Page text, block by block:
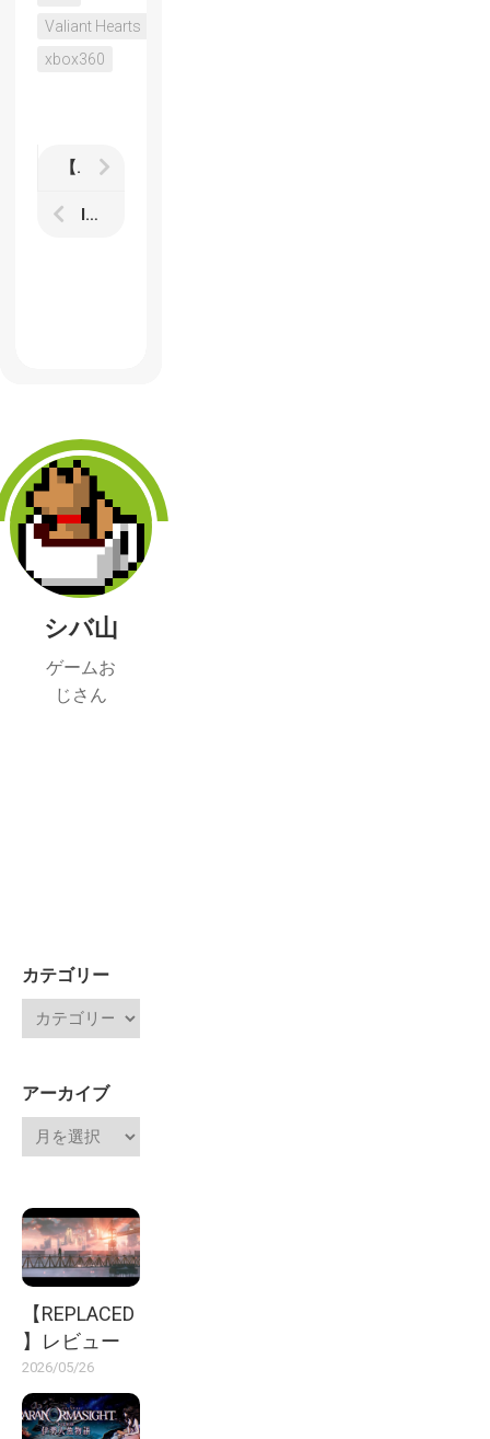
Valiant Hearts
xbox360
【Space Engineers】宇宙でいろいろ作れちゃうサンドボックスタイプのゲーム
IEでTweet buttonからの発言内容が文字化けしている不具合を修正する方法
シバ山
ゲームお
じさん
カテゴリー
アーカイブ
【REPLACED
】レビュー
2026/05/26